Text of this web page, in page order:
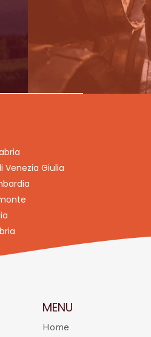
Venezia Giulia
MENU
Home